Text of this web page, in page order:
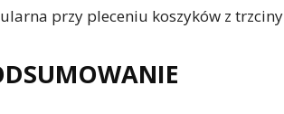
przy pleceniu koszyków z